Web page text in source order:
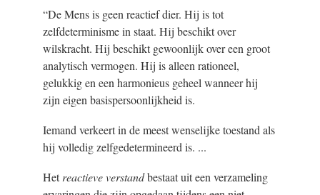
“De Mens is geen reactief dier. Hij is tot
zelfdeterminisme in staat. Hij beschikt over
wilskracht. Hij beschikt gewoonlijk over een groot
analytisch vermogen. Hij is alleen rationeel,
gelukkig en een harmonieus geheel wanneer hij
zijn eigen basispersoonlijkheid is.
Iemand verkeert in de meest wenselijke toestand als
hij volledig zelfgedetermineerd is. ...
Hetreactieve verstandbestaat uit een verzameling